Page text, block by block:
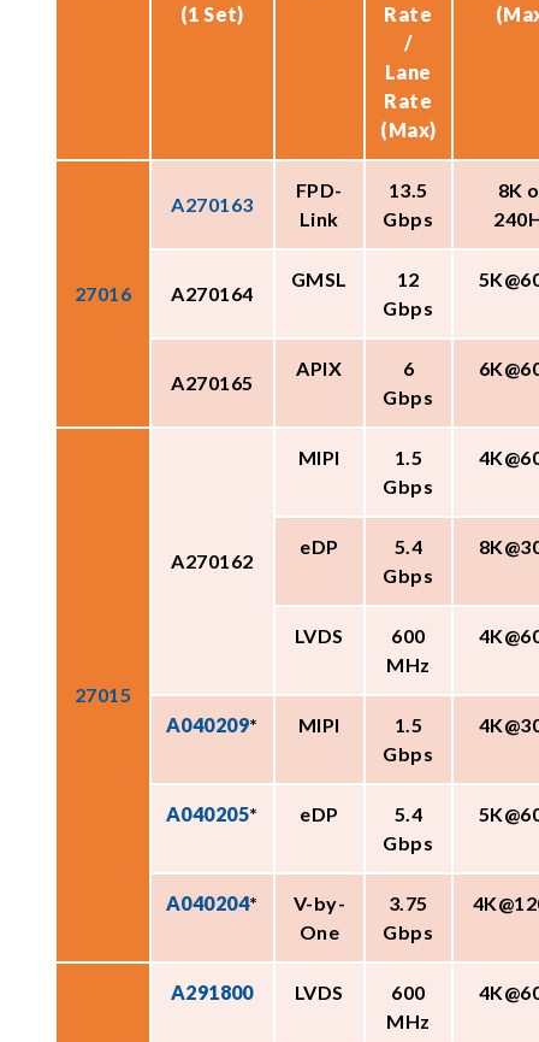
(1 Set)
Rate
/
Lane
Rate
(Max)
27016
A270163
FPD-
Link
13.5
Gbps
8K
A270164
GMSL
12
Gbps
A270165
APIX
6
Gbps
27015
A270162
MIPI
1.5
Gbps
eDP
5.4
Gbps
LVDS
600
MHz
A040209* MIPI
1.5
Gbps
A040205* eDP
5.4
Gbps
A040204*
V-by-
One
3.75
Gbps
A291800 LVDS
600
MHz